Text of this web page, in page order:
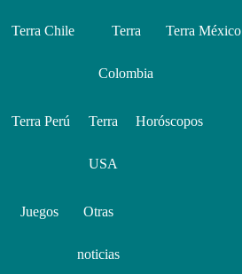
Terra Chile Terra
Colombia
Terra México
Terra Perú Terra
USA
Horóscopos
Juegos Otras
noticias